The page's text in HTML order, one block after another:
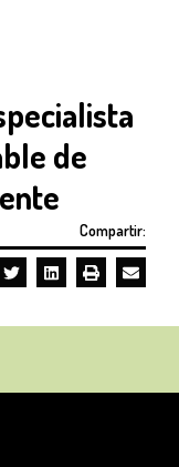
de
Compartir: